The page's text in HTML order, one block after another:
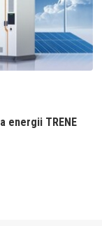
energii TRENE